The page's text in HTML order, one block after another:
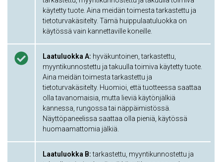
käytetty tuote. Aina meidän toimesta tarkastettu ja
tietoturvakäsitelty. Tämä huippulaatuluokka on
käytössä vain kannettaville koneille.
Laatuluokka A: hyväkuntoinen, tarkastettu,
myyntikunnostettu ja takuulla toimiva käytetty tuote.
Aina meidän toimesta tarkastettu ja
tietoturvakäsitelty. Huomioi, että tuotteessa saattaa
olla tavanomaisia, mutta lieviä käytönjälkiä
kannessa, rungossa tai näppäimistössä.
Näyttöpaneelissa saattaa olla pieniä, käytössä
huomaamattomia jälkiä.
Laatuluokka B:tarkastettu, myyntikunnostettu ja